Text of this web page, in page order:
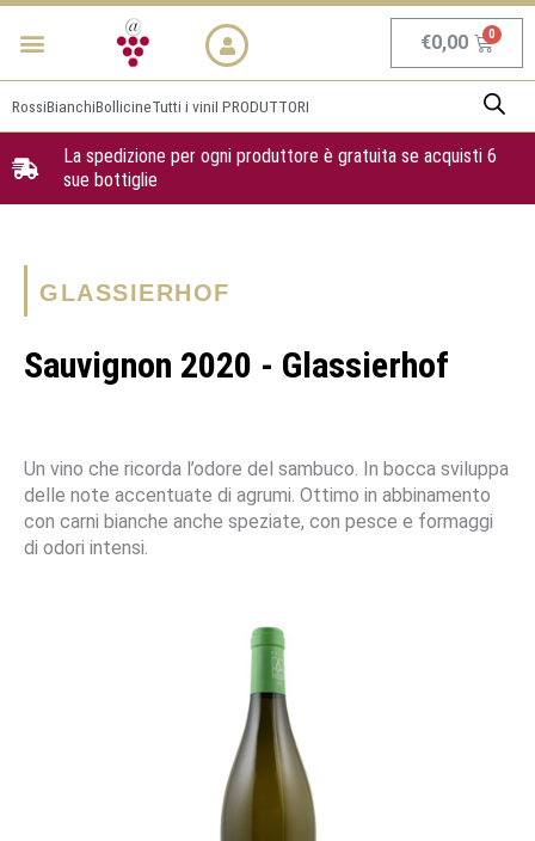
Vai
Menu €0,00
RossiBianchiBollicineTutti i viniI PRODUTTORI
La spedizione per ogni produttore è gratuita se acquisti 6
sue bottiglie
GLASSIERHOF
Sauvignon 2020 - Glassierhof
Un vino che ricorda l’odore del sambuco. In bocca sviluppa
delle note accentuate di agrumi. Ottimo in abbinamento
con carni bianche anche speziate, con pesce e formaggi
di odori intensi.